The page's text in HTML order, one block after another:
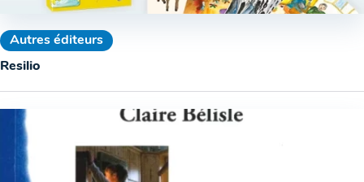
Autres éditeurs
Resilio